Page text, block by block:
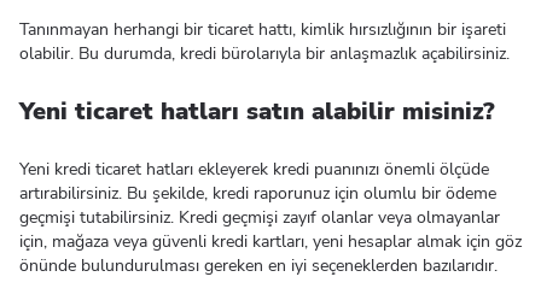
Tanınmayan herhangi bir ticaret hattı, kimlik hırsızlığının bir işareti
olabilir. Bu durumda, kredi bürolarıyla bir anlaşmazlık açabilirsiniz.
Yeni ticaret hatları satın alabilir misiniz?
Yeni kredi ticaret hatları ekleyerek kredi puanınızı önemli ölçüde
artırabilirsiniz. Bu şekilde, kredi raporunuz için olumlu bir ödeme
geçmişi tutabilirsiniz. Kredi geçmişi zayıf olanlar veya olmayanlar
için, mağaza veya güvenli kredi kartları, yeni hesaplar almak için göz
önünde bulundurulması gereken en iyi seçeneklerden bazılarıdır.